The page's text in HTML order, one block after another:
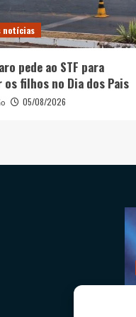
notícias
pede ao STF para
os filhos no Dia dos Pais
05/08/2026
receber os filhos